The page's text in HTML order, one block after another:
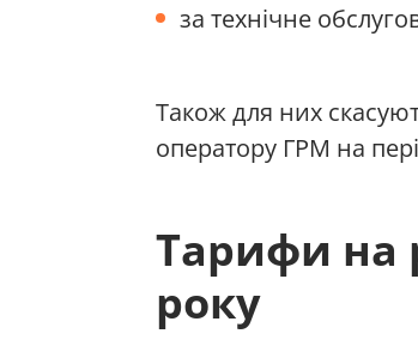
за технічне
Також для них
оператору ГРМ на
Тарифи на
року